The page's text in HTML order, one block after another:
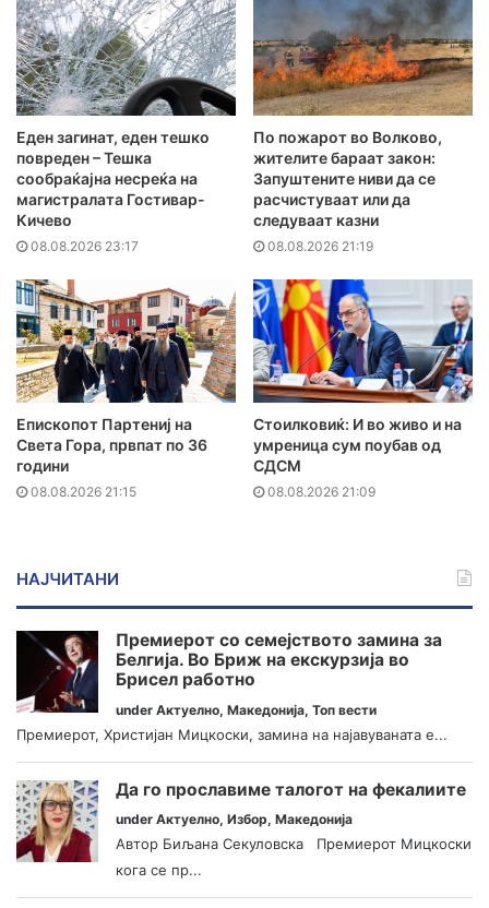
Еден загинат, еден тешко
повреден – Тешка
сообраќајна несреќа на
магистралата Гостивар-
Кичево
08.08.2026 23:17
По пожарот во Волково,
жителите бараат закон:
Запуштените ниви да се
расчистуваат или да
следуваат казни
08.08.2026 21:19
Епископот Партениј на
Света Гора, првпат по 36
години
08.08.2026 21:15
Стоилковиќ: И во живо и на
умреница сум поубав од
СДСМ
08.08.2026 21:09
НАЈЧИТАНИ
Премиерот со семејството замина за
Белгија. Во Бриж на екскурзија во
Брисел работно
under Актуелно, Македонија, Топ вести
Премиерот, Христијан Мицкоски, замина на најавуваната е...
Да го прославиме талогот на фекалиите
under Актуелно, Избор, Македонија
Автор Биљана Секуловска Премиерот Мицкоски
кога се пр...